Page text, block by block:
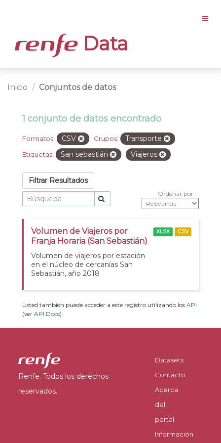
Data
Inicio Conjuntos de datos
1 conjunto de datos encontrado
Formatos: CSV Grupos: Transporte
Etiquetas: San sebastián Viajeros
Filtrar Resultados
Ordenar por
Volumen de Viajeros por
Franja Horaria (San Sebastián)
Volumen de viajeros por estación
en el núcleo de cercanías San
Sebastián, año 2018
XLSX CSV
Usted también puede acceder a este registro utilizando los API
(ver API Docs).
Renfe. Todos los derechos
reservados.
Datasets
Contacto
Acerca
del
portal
Información